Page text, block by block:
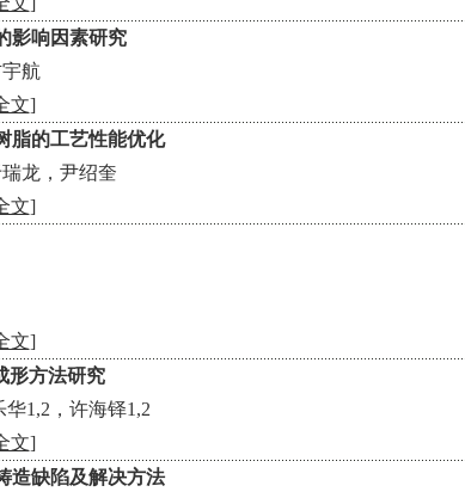
影响因素研究
航
文]
脂的工艺性能优化
龙，尹绍奎
文]
文]
形方法研究
1,2，许海铎1,2
文]
造缺陷及解决方法